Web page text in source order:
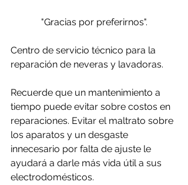
"Gracias por preferirnos".
Centro de servicio técnico para la
reparación de neveras y lavadoras.
Recuerde que un mantenimiento a
tiempo puede evitar sobre costos en
reparaciones. Evitar el maltrato sobre
los aparatos y un desgaste
innecesario por falta de ajuste le
ayudará a darle más vida útil a sus
electrodomésticos.